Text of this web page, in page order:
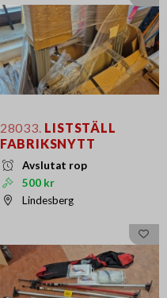
28033. LISTSTÄLL
FABRIKSNYTT
Avslutat rop
500 kr
Lindesberg